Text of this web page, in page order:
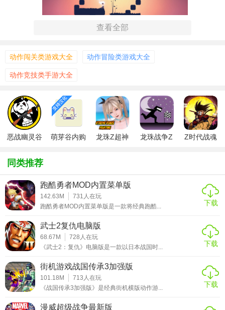
【龙珠Z战谷内购版内容】
1. 剧情模式：完整还原《龙珠Z》主线剧情，从拉蒂兹入侵地
球到魔人布欧决战，分章节解锁关卡。
2. 角色收集：内购可获取超蓝悟空、黄金弗利萨、极意功贝
吉塔等稀有角色，部分角色需通过限时活动抽取。
3. 装备系统：通过内购购买“仙豆”“龙珠雷达”等道具，强化角
4. 社交玩法：加入公会参与“那美克星保卫战”，与好友组队挑
战BOSS，内购可购买公会贡献加速道具。
【龙珠Z战谷内购版功能】
1. 实时对战：支持1v1、3v3、6人混战模式，内购角色拥有专
2. 角色养成：通过“精神时光屋”训练提升等级，内购可解锁双
倍经验卡和技能突破材料。
查看全部
动作闯关类游戏大全 动作冒险类游戏大全
动作竞技类手游大全
恶战幽灵谷
萌芽谷内购
龙珠Z超神
龙珠战争Z
Z时代战魂
同类推荐
跑酷勇者MOD内置菜单版
142.63M 731 人在玩
跑酷勇者MOD内置菜单版是一款将经典跑酷...
下载
武士2复仇电脑版
68.67M 728 人在玩
《武士2：复仇》电脑版是一款以日本战国时...
下载
街机游戏战国传承3加强版
101.18M 713 人在玩
《战国传承3加强版》是经典街机横版动作游...
下载
漫威超级战争最新版